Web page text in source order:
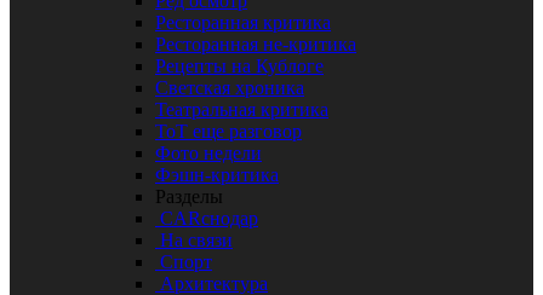
Ресторанная критика
Ресторанная не-критика
Рецепты на Кублоге
Светская хроника
Театральная критика
ТоТ еще разговор
Фото недели
Фэшн-критика
Разделы
CARснодар
На связи
Спорт
Архитектура